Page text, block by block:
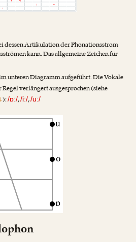
dessen Artikulation der Phonationsstrom
kann. Das allgemeine Zeichen für
unteren Diagramm aufgeführt. Die Vokale
verlängert ausgesprochen (siehe
):/ɒː/,/iː/,/uː/